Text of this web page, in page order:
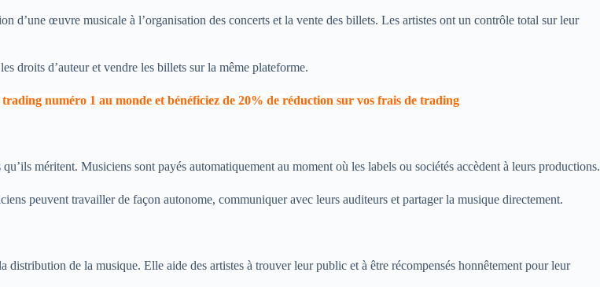
d’une œuvre musicale à l’organisation des concerts et la vente des billets. Les artistes ont un contrôle total sur leur
droits d’auteur et vendre les billets sur la même plateforme.
numéro 1 au monde et bénéficiez de 20% de réduction sur vos frais de trading
méritent. Musiciens sont payés automatiquement au moment où les labels ou sociétés accèdent à leurs productions.
peuvent travailler de façon autonome, communiquer avec leurs auditeurs et partager la musique directement.
de la musique. Elle aide des artistes à trouver leur public et à être récompensés honnêtement pour leur